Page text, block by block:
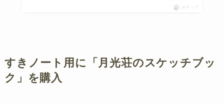
ポチップ
すきノート用に「月光荘のスケッチブッ
ク」を購入